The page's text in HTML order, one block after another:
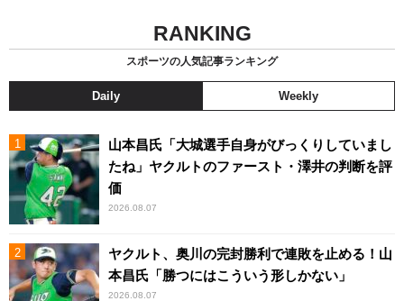
RANKING
スポーツの人気記事ランキング
Daily Weekly
山本昌氏「大城選手自身がびっくりしていまし
たね」ヤクルトのファースト・澤井の判断を評
価
2026.08.07
ヤクルト、奥川の完封勝利で連敗を止める！山
本昌氏「勝つにはこういう形しかない」
2026.08.07